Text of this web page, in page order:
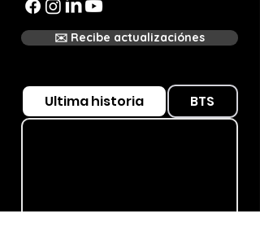
✉️ Recibe actualizaciónes
Ultima historia BTS